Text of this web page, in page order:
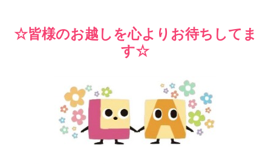
☆皆様のお越しを心よりお待ちしてま
す☆